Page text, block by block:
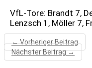
VfL-Tore: Brandt 7,
Lenzsch 1, Möller 7,
←Vorheriger Beitrag
Nächster Beitrag→